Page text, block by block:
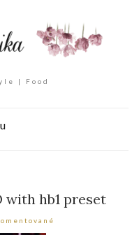
| Food
with hb1 preset